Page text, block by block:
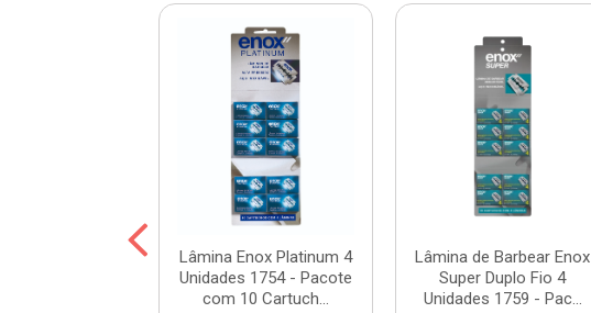
Lâmina Enox Platinum 4
Unidades 1754 - Pacote
com 10 Cartuch...
Lâmina de Barbear Enox
Super Duplo Fio 4
Unidades 1759 - Pac...